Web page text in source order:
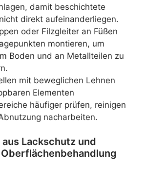
damit beschichtete
direkt aufeinanderliegen.
oder Filzgleiter an Füßen
montieren, um
Boden und an Metallteilen zu
mit beweglichen Lehnen
Elementen
häufiger prüfen, reinigen
nacharbeiten.
Lackschutz und